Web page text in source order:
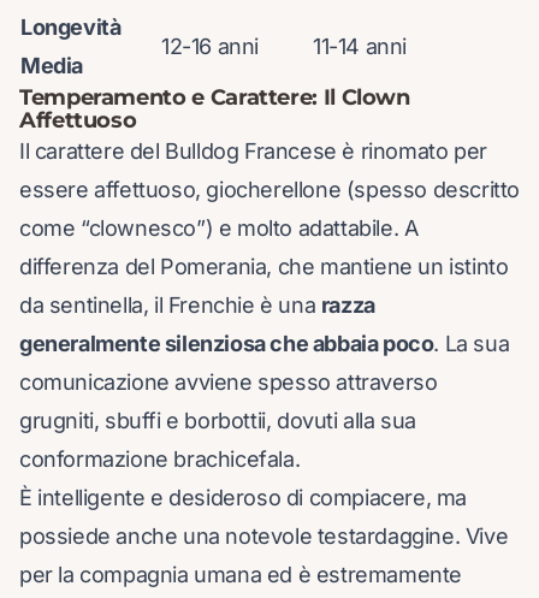
Longevità
Media
12-16 anni 11-14 anni
Temperamento e Carattere: Il Clown
Affettuoso
Il carattere del Bulldog Francese è rinomato per
essere affettuoso, giocherellone (spesso descritto
come “clownesco”) e molto adattabile. A
differenza del Pomerania, che mantiene un istinto
da sentinella, il Frenchie è una razza
generalmente silenziosa che abbaia poco. La sua
comunicazione avviene spesso attraverso
grugniti, sbuffi e borbottii, dovuti alla sua
conformazione brachicefala.
È intelligente e desideroso di compiacere, ma
possiede anche una notevole testardaggine. Vive
per la compagnia umana ed è estremamente